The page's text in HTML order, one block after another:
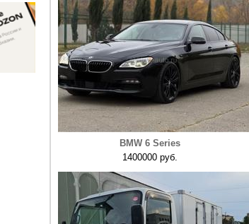
BMW 6 Series
1400000 руб.